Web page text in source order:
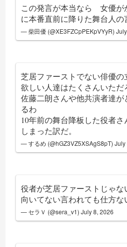
この発言が本当なら 女優が
に本番直前に降りた舞台人の
— 柴田優 (@XE3FZCpPEKpVYyR)
芝居ファーストでない俳優の
欲しい人達はたくさんいた
佐藤二朗さんや他共演者達
るわ
10年前の舞台降板した役者
しまった訳だ。
— するめ (@hGZ3VZ5XSAgS8pT)July
役者が芝居ファーストじゃな
向いてない言われても仕方な
— セラＶ (@sera_v1)July 8, 2026